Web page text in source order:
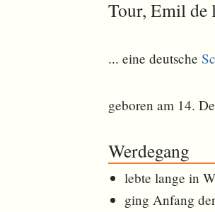
Tour, Emil de
... eine deutsche
geboren am 14.
Werdegang
lebte lange in
ging Anfang